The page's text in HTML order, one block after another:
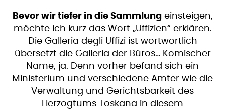
Bevor wir tiefer in die Sammlungeinsteigen,
möchte ich kurz das Wort „Uffizien“ erklären.
Die Galleria degli Uffizi ist wortwörtlich
übersetzt die Galleria der Büros… Komischer
Name, ja. Denn vorher befand sich ein
Ministerium und verschiedene Ämter wie die
Verwaltung und Gerichtsbarkeit des
Herzogtums Toskana in diesem